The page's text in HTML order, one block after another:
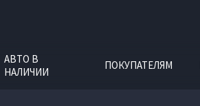
АВТО В
НАЛИЧИИ
ПОКУПАТЕЛЯМ